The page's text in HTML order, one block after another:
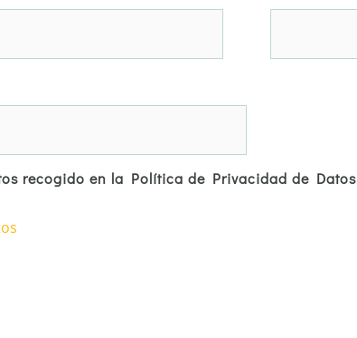
recogido en la Política de Privacidad de Datos